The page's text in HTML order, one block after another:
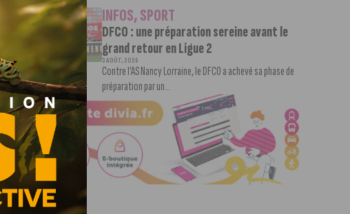
INFOS,SPORT
DFCO : une préparation sereine avant le
grand retour en Ligue 2
3 AOÛT, 2026
Contre l’AS Nancy Lorraine, le DFCO a achevé sa phase de
préparation par un...